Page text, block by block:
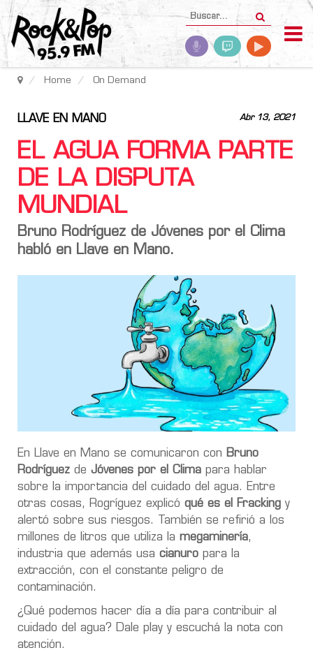
Home On Demand
Abr 13, 2021
LLAVE EN MANO
EL AGUA FORMA PARTE
DE LA DISPUTA
MUNDIAL
Bruno Rodríguez de Jóvenes por el Clima
habló en Llave en Mano.
En Llave en Mano se comunicaron con Bruno
Rodríguez de Jóvenes por el Clima para hablar
sobre la importancia del cuidado del agua. Entre
otras cosas, Rogríguez explicó qué es el Fracking y
alertó sobre sus riesgos. También se refirió a los
millones de litros que utiliza la megaminería,
industria que además usa cianuro para la
extracción, con el constante peligro de
contaminación.
¿Qué podemos hacer día a día para contribuir al
cuidado del agua? Dale play y escuchá la nota con
atención.